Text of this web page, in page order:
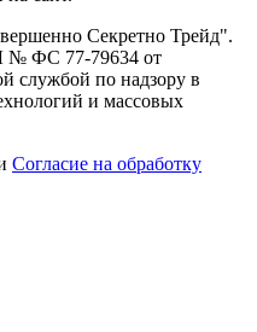
Секретно Трейд".
№ ФС 77-79634 от
службой по надзору в
и массовых
Согласие на обработку